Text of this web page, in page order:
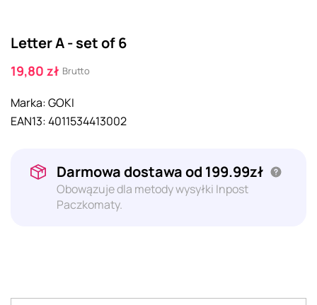
Letter A - set of 6
19,80 zł Brutto
Marka:GOKI
EAN13:4011534413002
Darmowa dostawa od 199.99zł
Obowązuje dla metody wysyłki Inpost
Paczkomaty.